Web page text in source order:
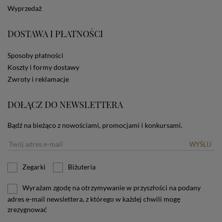
zamieszczane w urządzeniu końcowym każdego
stosowanie plików cookies powinien zmienić
ustawienia swojej przeglądarki.
Wyprzedaż
DOSTAWA I PŁATNOŚCI
Sposoby płatności
Koszty i formy dostawy
Zwroty i reklamacje
DOŁĄCZ DO NEWSLETTERA
Bądź na bieżąco z nowościami, promocjami i konkursami.
WYŚLIJ
Zegarki Biżuteria
Wyrażam zgodę na otrzymywanie w przyszłości na podany
adres e-mail newslettera, z którego w każdej chwili mogę
zrezygnować